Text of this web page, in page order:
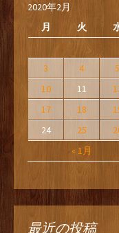
2020年2月
月
火
« 1月
3
4 5
10
11
17
18
24
25
最近の投稿